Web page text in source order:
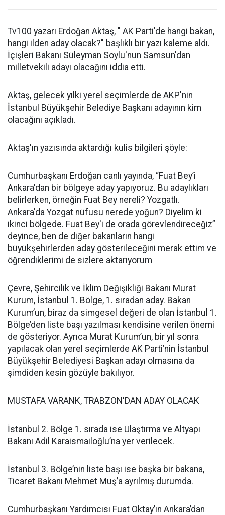
Tv100 yazarı Erdoğan Aktaş, " AK Parti'de hangi bakan,
hangi ilden aday olacak?" başlıklı bir yazı kaleme aldı.
İçişleri Bakanı Süleyman Soylu'nun Samsun'dan
milletvekili adayı olacağını iddia etti.
Aktaş, gelecek yılki yerel seçimlerde de AKP'nin
İstanbul Büyükşehir Belediye Başkanı adayının kim
olacağını açıkladı.
Aktaş'ın yazısında aktardığı kulis bilgileri şöyle:
Cumhurbaşkanı Erdoğan canlı yayında, “Fuat Bey’i
Ankara'dan bir bölgeye aday yapıyoruz. Bu adaylıkları
belirlerken, örneğin Fuat Bey nereli? Yozgatlı.
Ankara'da Yozgat nüfusu nerede yoğun? Diyelim ki
ikinci bölgede. Fuat Bey'i de orada görevlendireceğiz”
deyince, ben de diğer bakanların hangi
büyükşehirlerden aday gösterileceğini merak ettim ve
öğrendiklerimi de sizlere aktarıyorum
Çevre, Şehircilik ve İklim Değişikliği Bakanı Murat
Kurum, İstanbul 1. Bölge, 1. sıradan aday. Bakan
Kurum’un, biraz da simgesel değeri de olan İstanbul 1.
Bölge’den liste başı yazılması kendisine verilen önemi
de gösteriyor. Ayrıca Murat Kurum’un, bir yıl sonra
yapılacak olan yerel seçimlerde AK Parti’nin İstanbul
Büyükşehir Belediyesi Başkan adayı olmasına da
şimdiden kesin gözüyle bakılıyor.
MUSTAFA VARANK, TRABZON'DAN ADAY OLACAK
İstanbul 2. Bölge 1. sırada ise Ulaştırma ve Altyapı
Bakanı Adil Karaismailoğlu’na yer verilecek.
İstanbul 3. Bölge’nin liste başı ise başka bir bakana,
Ticaret Bakanı Mehmet Muş’a ayrılmış durumda.
Cumhurbaşkanı Yardımcısı Fuat Oktay’ın Ankara’dan